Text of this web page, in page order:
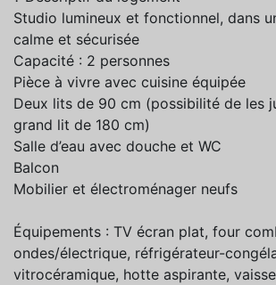
Studio lumineux et fonctionnel, dans
calme et sécurisée
Capacité : 2 personnes
Pièce à vivre avec cuisine équipée
Deux lits de 90 cm (possibilité de les
grand lit de 180 cm)
Salle d’eau avec douche et WC
Balcon
Mobilier et électroménager neufs
Équipements : TV écran plat, four
ondes/électrique, réfrigérateur-
vitrocéramique, hotte aspirante,